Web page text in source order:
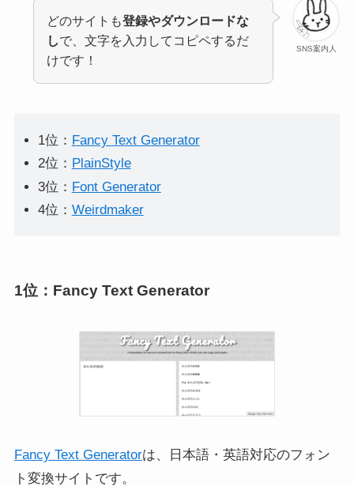
いい特殊文字/絵文字/フォン
SNSに
未読無視されて冷めた…そ
の理由と前に進むための方
法とは？
X(Twitter)スペースに聞くだ
け参加する方法と聞こえな
[iPhone/Android対応]
SNS案内人
どのサイトも登録やダウンロードな
しで、文字を入力してコピペするだ
けです！
1位： Fancy Text Generator
2位： PlainStyle
3位： Font Generator
4位： Weirdmaker
1位：Fancy Text Generator
Fancy Text Generatorは、日本語・英語対応のフォン
ト変換サイトです。